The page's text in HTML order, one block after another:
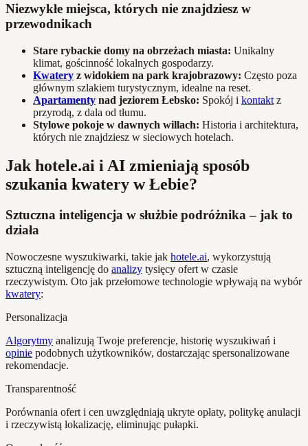
Niezwykłe miejsca, których nie znajdziesz w
przewodnikach
Stare rybackie domy na obrzeżach miasta: Unikalny
klimat, gościnność lokalnych gospodarzy.
Kwatery z widokiem na park krajobrazowy: Często poza
głównym szlakiem turystycznym, idealne na reset.
Apartamenty nad jeziorem Łebsko: Spokój i kontakt z
przyrodą, z dala od tłumu.
Stylowe pokoje w dawnych willach: Historia i architektura,
których nie znajdziesz w sieciowych hotelach.
Jak hotele.ai i AI zmieniają sposób
szukania kwatery w Łebie?
Sztuczna inteligencja w służbie podróżnika – jak to
działa
Nowoczesne wyszukiwarki, takie jak hotele.ai, wykorzystują
sztuczną inteligencję do analizy tysięcy ofert w czasie
rzeczywistym. Oto jak przełomowe technologie wpływają na wybór
kwatery:
Personalizacja
Algorytmy analizują Twoje preferencje, historię wyszukiwań i
opinie podobnych użytkowników, dostarczając spersonalizowane
rekomendacje.
Transparentność
Porównania ofert i cen uwzględniają ukryte opłaty, politykę anulacji
i rzeczywistą lokalizację, eliminując pułapki.